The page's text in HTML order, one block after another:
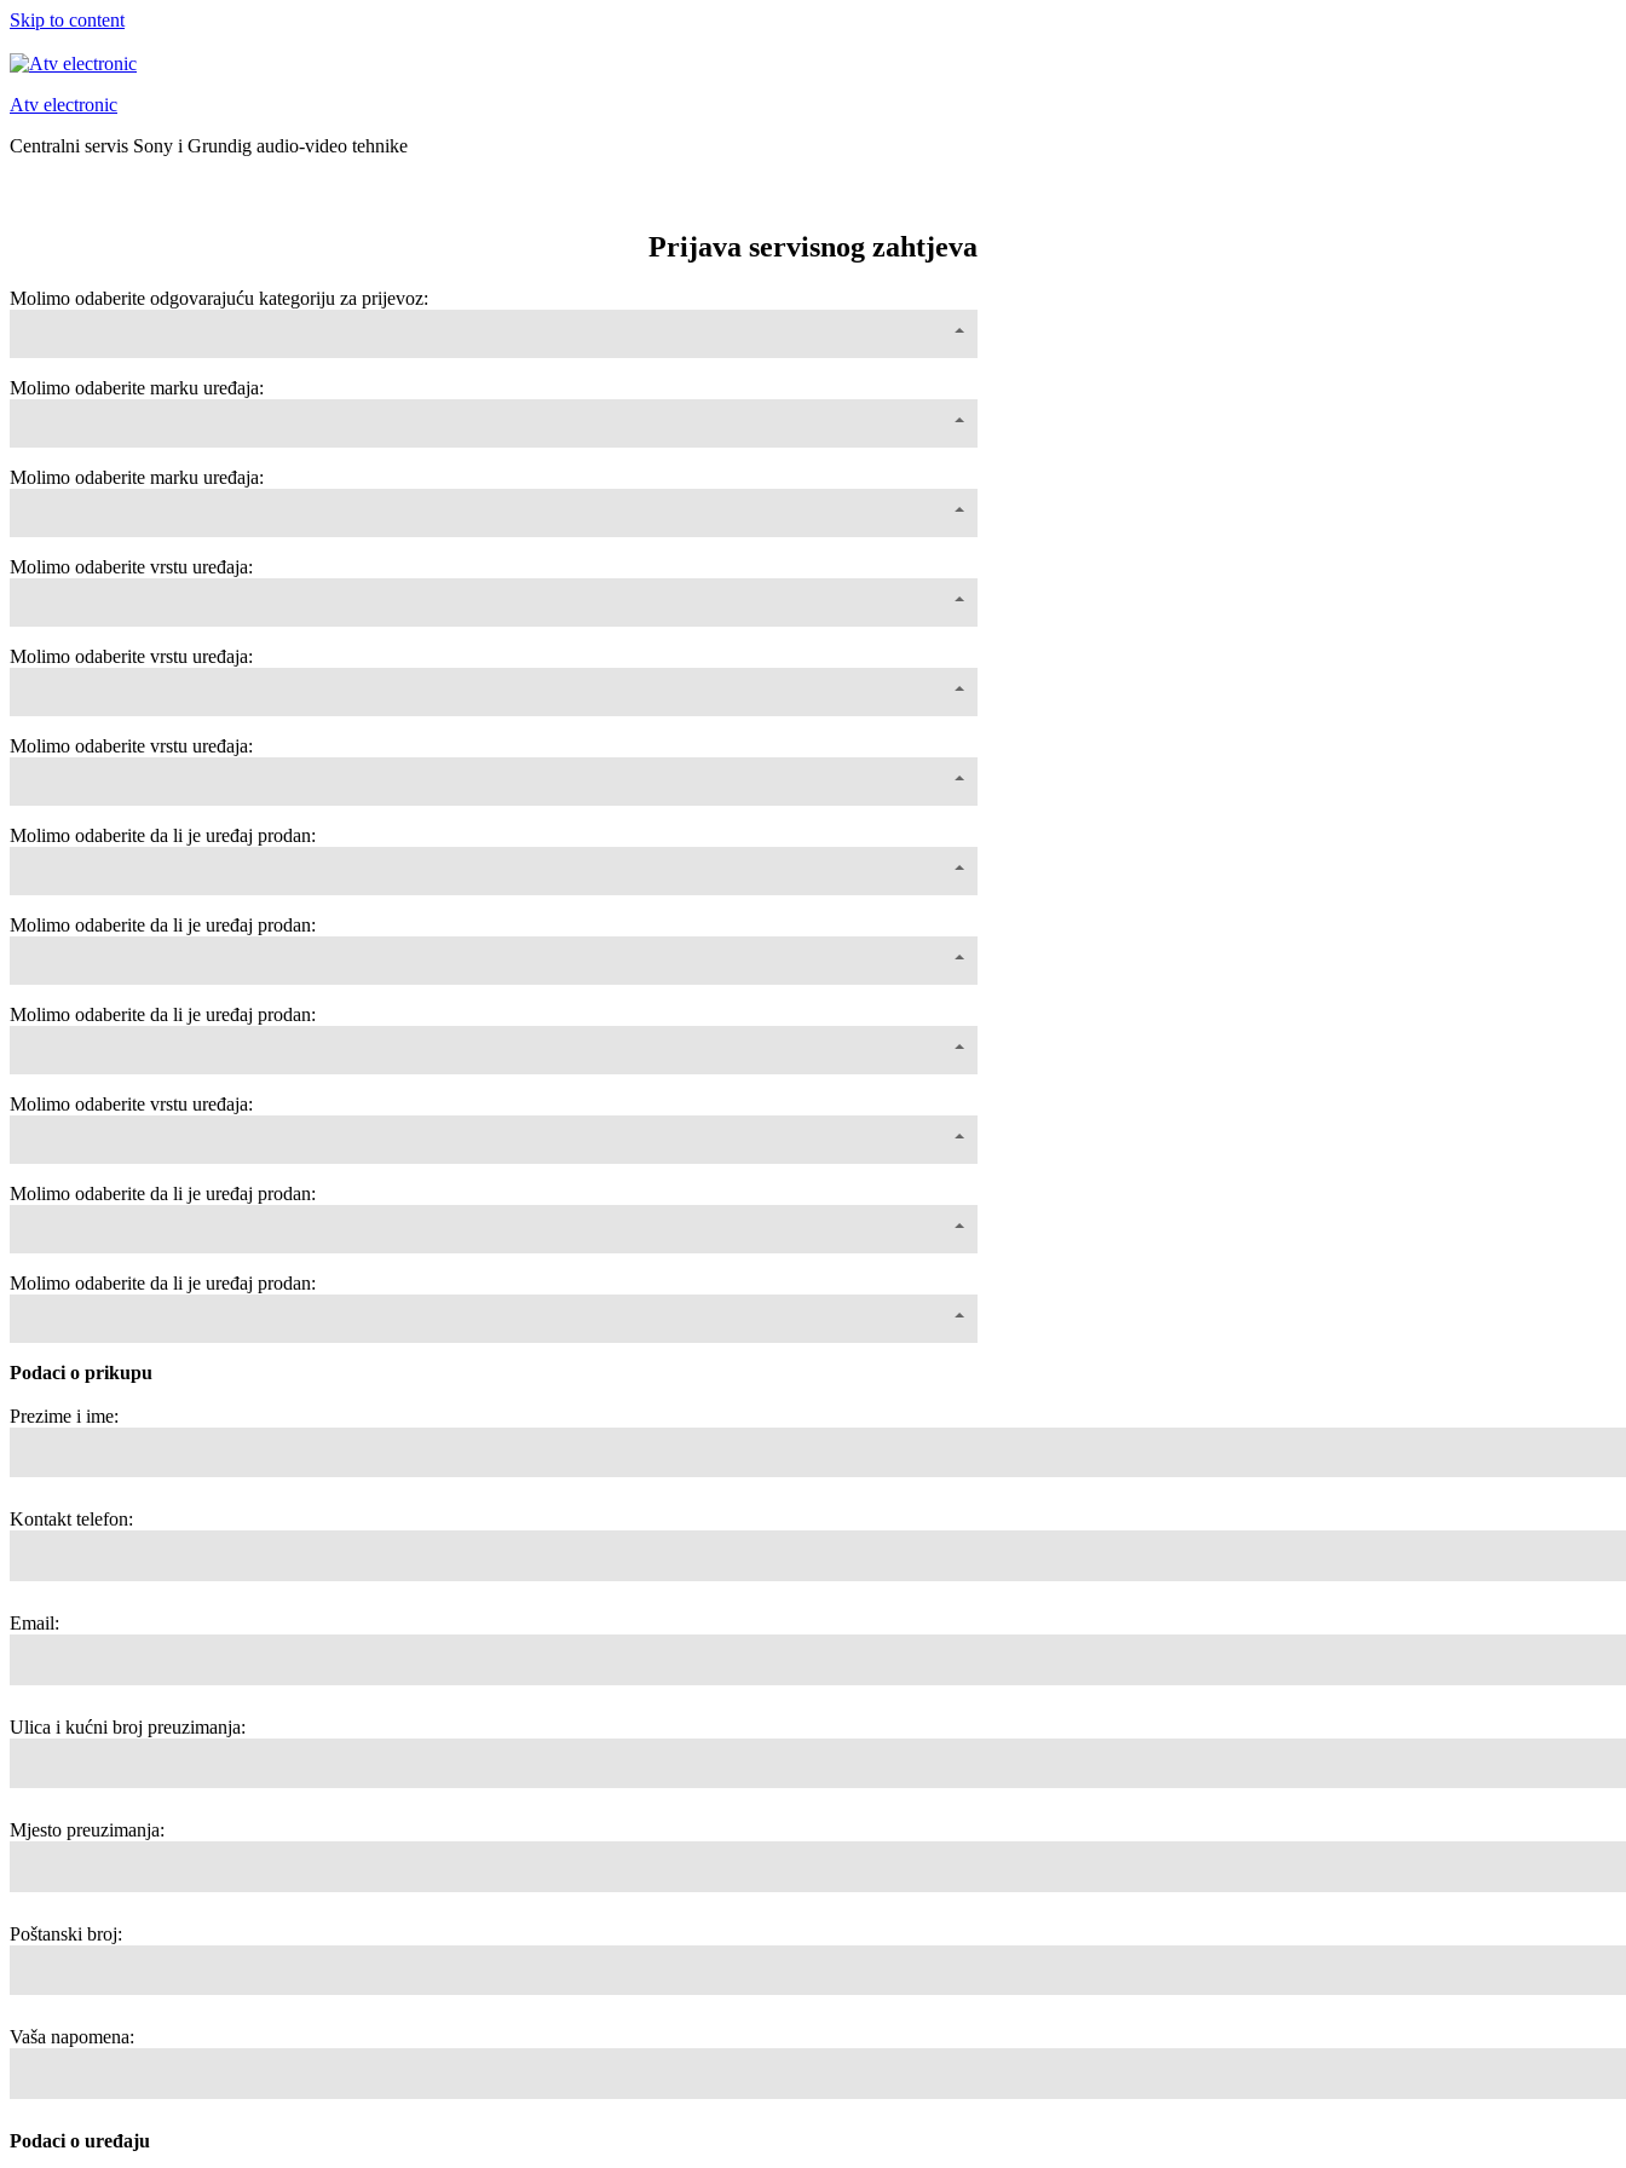
Skip to content
Atv electronic
Centralni servis Sony i Grundig audio-video tehnike
Prijava servisnog zahtjeva
Molimo odaberite odgovarajuću kategoriju za prijevoz:
Molimo odaberite marku uređaja:
Molimo odaberite marku uređaja:
Molimo odaberite vrstu uređaja:
Molimo odaberite vrstu uređaja:
Molimo odaberite vrstu uređaja:
Molimo odaberite da li je uređaj prodan:
Molimo odaberite da li je uređaj prodan:
Molimo odaberite da li je uređaj prodan:
Molimo odaberite vrstu uređaja:
Molimo odaberite da li je uređaj prodan:
Molimo odaberite da li je uređaj prodan:
Podaci o prikupu
Prezime i ime:
Kontakt telefon:
Email:
Ulica i kućni broj preuzimanja:
Mjesto preuzimanja:
Poštanski broj:
Vaša napomena:
Podaci o uređaju